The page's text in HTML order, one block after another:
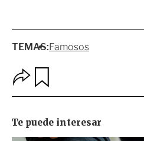
TEMAS:Famosos
p
i
r